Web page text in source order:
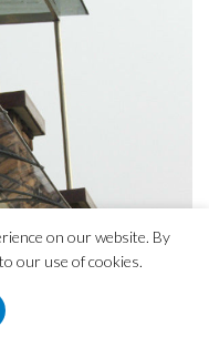
on our website. By
our use of cookies.